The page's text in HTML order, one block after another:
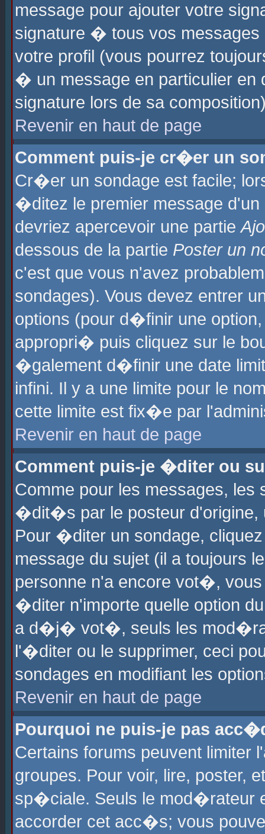
message pour ajouter votre
signature � tous vos
votre profil (vous pourrez
� un message en particulier
signature lors de sa
Revenir en haut de page
Comment puis-je cr�er un
Cr�er un sondage est facile;
�ditez le premier message
devriez apercevoir une partie
dessous de la partie Poster un
c'est que vous n'avez
sondages). Vous devez entrer
options (pour d�finir une
appropri� puis cliquez sur le
�galement d�finir une date
infini. Il y a une limite pour le
cette limite est fix�e par
Revenir en haut de page
Comment puis-je �diter ou
Comme pour les messages,
�dit�s par le posteur d'origine,
Pour �diter un sondage,
message du sujet (il a toujours
personne n'a encore vot�,
�diter n'importe quelle option
a d�j� vot�, seuls les
l'�diter ou le supprimer, ceci
sondages en modifiant les
Revenir en haut de page
Pourquoi ne puis-je pas
Certains forums peuvent
groupes. Pour voir, lire, poster,
sp�ciale. Seuls le mod�rateur
accorder cet acc�s; vous